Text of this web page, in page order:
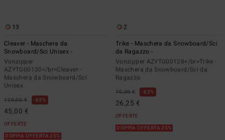
13
Cleaver - Maschera da
Snowboard/Sci Unisex -
Vonzipper
AZYTG00130</br>Cleaver -
Maschera da Snowboard/Sci
Unisex
120,00 € 63%
45,00 €
OFFERTE
DOPPIA OFFERTA 25%
2
Trike - Maschera da Snowboard/Sci
da Ragazzo -
Vonzipper AZYTG00128</br>Trike -
Maschera da Snowboard/Sci da
Ragazzo
70,00 € 63%
26,25 €
OFFERTE
DOPPIA OFFERTA 25%